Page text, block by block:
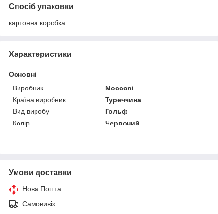
Спосіб упаковки
картонна коробка
Характеристики
Основні
Виробник
Mocconi
Країна виробник
Туреччина
Вид виробу
Гольф
Колір
Червоний
Умови доставки
Нова Пошта
Самовивіз